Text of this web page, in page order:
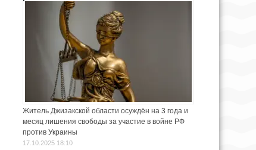
Житель Джизакской области осуждён на 3 года и
месяц лишения свободы за участие в войне РФ
против Украины
17.10.2025 18:10